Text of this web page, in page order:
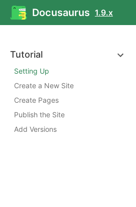
Docusaurus 1.9.x
Tutorial
Setting Up
Create a New Site
Create Pages
Publish the Site
Add Versions